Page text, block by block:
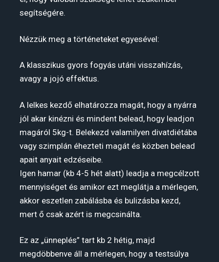
segítségére.
Nézzük meg a történeteket egyesével:
A klasszikus gyors fogyás utáni visszahízás,
avagy a jojó effektus.
A lelkes kezdő elhatározza magát, hogy a nyárra
jól akar kinézni és mindent belead, hogy leadjon
magáról 5kg-t. Belekezd valamilyen divatdiétába
vagy szimplán éhezteti magát és közben belead
apait anyait edzéseibe.
Igen hamar (kb 4-5 hét alatt) leadja a megcélzott
mennyiséget és amikor ezt meglátja a mérlegen,
akkor eszetlen zabálásba és bulizásba kezd,
mert ő csak azért is megcsinálta.
Ez az „ünneplés” tart kb 2 hétig, majd
megdöbbenve áll a mérlegen, hogy a testsúlya